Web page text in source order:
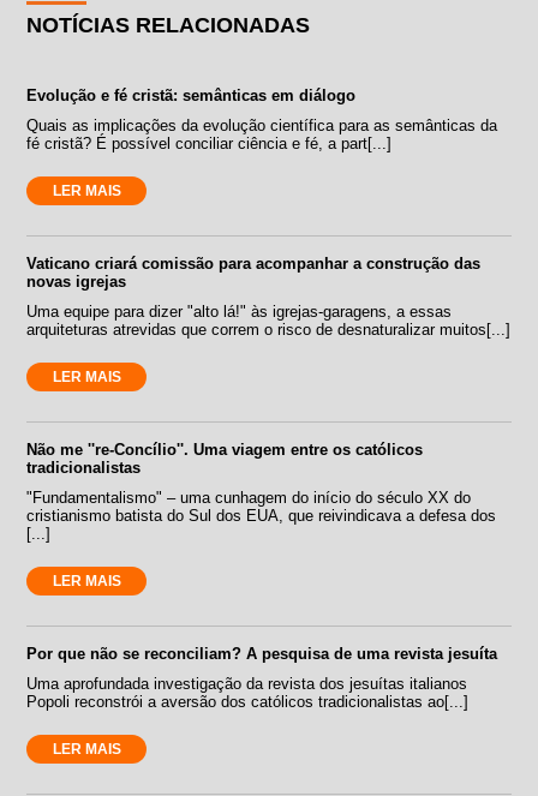
NOTÍCIAS RELACIONADAS
Evolução e fé cristã: semânticas em diálogo
Quais as implicações da evolução científica para as semânticas da
fé cristã? É possível conciliar ciência e fé, a part[...]
LER MAIS
Vaticano criará comissão para acompanhar a construção das
novas igrejas
Uma equipe para dizer "alto lá!" às igrejas-garagens, a essas
arquiteturas atrevidas que correm o risco de desnaturalizar muitos[...]
LER MAIS
Não me ''re-Concílio''. Uma viagem entre os católicos
tradicionalistas
"Fundamentalismo" – uma cunhagem do início do século XX do
cristianismo batista do Sul dos EUA, que reivindicava a defesa dos
[...]
LER MAIS
Por que não se reconciliam? A pesquisa de uma revista jesuíta
Uma aprofundada investigação da revista dos jesuítas italianos
Popoli reconstrói a aversão dos católicos tradicionalistas ao[...]
LER MAIS